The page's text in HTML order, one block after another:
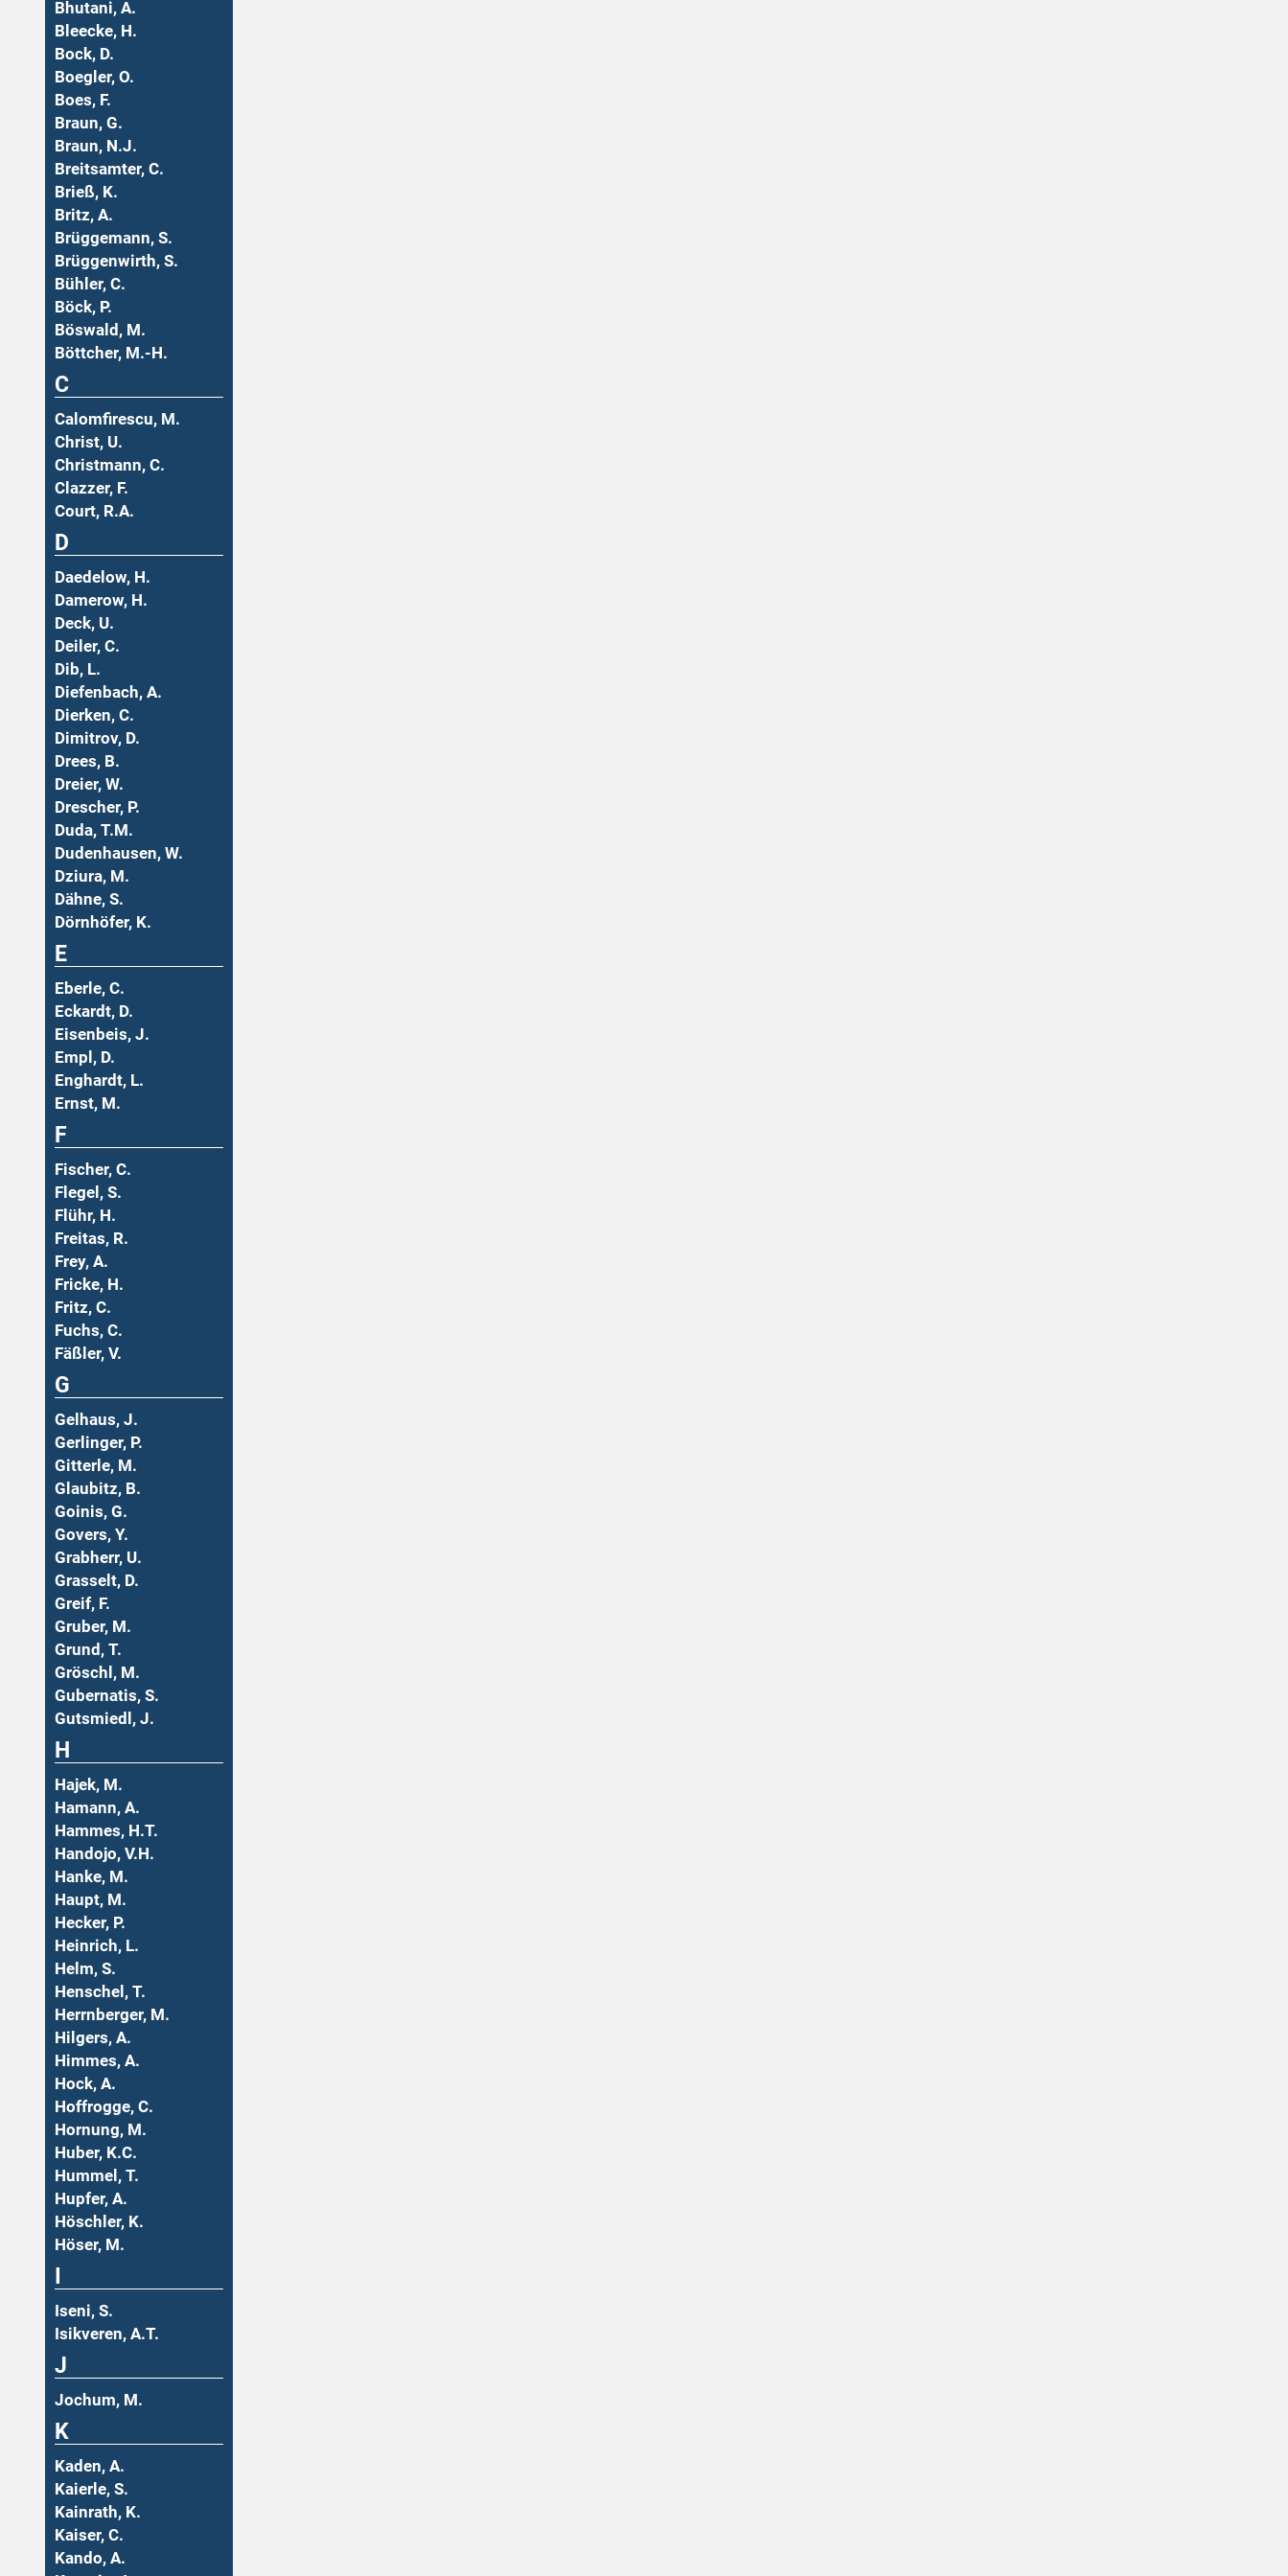
Bhutani, A.
Bleecke, H.
Bock, D.
Boegler, O.
Boes, F.
Braun, G.
Braun, N.J.
Breitsamter, C.
Brieß, K.
Britz, A.
Brüggemann, S.
Brüggenwirth, S.
Bühler, C.
Böck, P.
Böswald, M.
Böttcher, M.-H.
C
Calomfirescu, M.
Christ, U.
Christmann, C.
Clazzer, F.
Court, R.A.
D
Daedelow, H.
Damerow, H.
Deck, U.
Deiler, C.
Dib, L.
Diefenbach, A.
Dierken, C.
Dimitrov, D.
Drees, B.
Dreier, W.
Drescher, P.
Duda, T.M.
Dudenhausen, W.
Dziura, M.
Dähne, S.
Dörnhöfer, K.
E
Eberle, C.
Eckardt, D.
Eisenbeis, J.
Empl, D.
Enghardt, L.
Ernst, M.
F
Fischer, C.
Flegel, S.
Flühr, H.
Freitas, R.
Frey, A.
Fricke, H.
Fritz, C.
Fuchs, C.
Fäßler, V.
G
Gelhaus, J.
Gerlinger, P.
Gitterle, M.
Glaubitz, B.
Goinis, G.
Govers, Y.
Grabherr, U.
Grasselt, D.
Greif, F.
Gruber, M.
Grund, T.
Gröschl, M.
Gubernatis, S.
Gutsmiedl, J.
H
Hajek, M.
Hamann, A.
Hammes, H.T.
Handojo, V.H.
Hanke, M.
Haupt, M.
Hecker, P.
Heinrich, L.
Helm, S.
Henschel, T.
Herrnberger, M.
Hilgers, A.
Himmes, A.
Hock, A.
Hoffrogge, C.
Hornung, M.
Huber, K.C.
Hummel, T.
Hupfer, A.
Höschler, K.
Höser, M.
Iseni, S.
Isikveren, A.T.
J
Jochum, M.
K
Kaden, A.
Kaierle, S.
Kainrath, K.
Kaiser, C.
Kando, A.